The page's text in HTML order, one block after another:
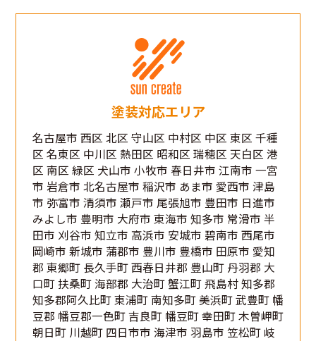
塗装対応エリア
名古屋市 西区 北区 守山区 中村区 中区 東区 千種
区 名東区 中川区 熱田区 昭和区 瑞穂区 天白区 港
区 南区 緑区 犬山市 小牧市 春日井市 江南市 一宮
市 岩倉市 北名古屋市 稲沢市 あま市 愛西市 津島
市 弥富市 清須市 瀬戸市 尾張旭市 豊田市 日進市
みよし市 豊明市 大府市 東海市 知多市 常滑市 半
田市 刈谷市 知立市 高浜市 安城市 碧南市 西尾市
岡崎市 新城市 蒲郡市 豊川市 豊橋市 田原市 愛知
郡 東郷町 長久手町 西春日井郡 豊山町 丹羽郡 大
口町 扶桑町 海部郡 大治町 蟹江町 飛島村 知多郡
知多郡阿久比町 東浦町 南知多町 美浜町 武豊町 幡
豆郡 幡豆郡一色町 吉良町 幡豆町 幸田町 木曽岬町
朝日町 川越町 四日市市 海津市 羽島市 笠松町 岐